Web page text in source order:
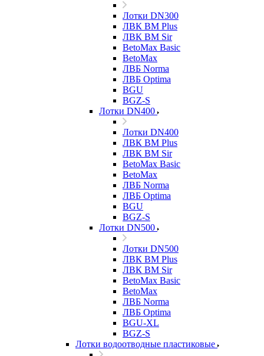
Лотки DN300
ЛВК ВМ Plus
ЛВК ВМ Sir
BetoMax Basic
BetoMax
ЛВБ Norma
ЛВБ Optima
BGU
BGZ-S
Лотки DN400
Лотки DN400
ЛВК ВМ Plus
ЛВК ВМ Sir
BetoMax Basic
BetoMax
ЛВБ Norma
ЛВБ Optima
BGU
BGZ-S
Лотки DN500
Лотки DN500
ЛВК ВМ Plus
ЛВК ВМ Sir
BetoMax Basic
BetoMax
ЛВБ Norma
ЛВБ Optima
BGU-XL
BGZ-S
Лотки водоотводные пластиковые